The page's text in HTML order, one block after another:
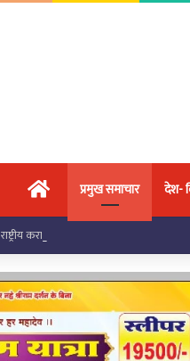
मुख्य पृष्ठप्रमुख समाचार देश-
राष्ट्रीय कराटे चैंपियनशिप में चांपा के